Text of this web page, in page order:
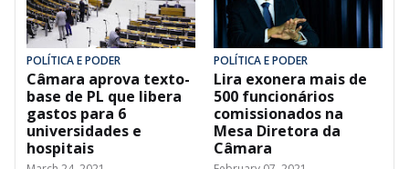
POLÍTICA E PODER
Câmara aprova texto-
base de PL que libera
gastos para 6
universidades e
hospitais
POLÍTICA E PODER
Lira exonera mais de
500 funcionários
comissionados na
Mesa Diretora da
Câmara